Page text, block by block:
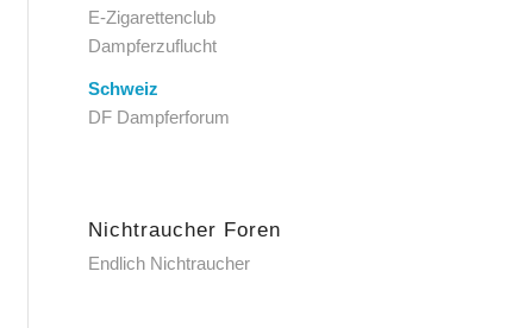
E-Zigarettenclub
Dampferzuflucht
Schweiz
DF Dampferforum
Nichtraucher Foren
Endlich Nichtraucher